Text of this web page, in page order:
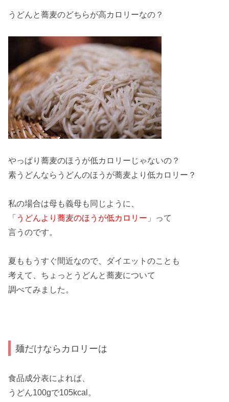
うどんと蕎麦のどちらが高カロリーなの？
やっぱり蕎麦のほうが低カロリー じゃないの？
素うどんならうどんのほうが蕎麦より低カロリー？
私の場合は母も義母も同じように、
「 うどんより蕎麦のほうが低カロリー 」って
言うのです。
夏ももうすぐ間近なので、 ダイエット のことも
考えて、ちょっと うどんと蕎麦について
調べてみました。
麺だけならカロリーは
食品成分表によれば、
うどん100gで105kcal 。